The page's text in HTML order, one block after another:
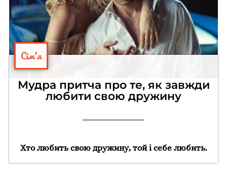
Сім'я
Мудра притча про те, як завжди
любити свою дружину
Хто любить свою дружину, той і себе любить.